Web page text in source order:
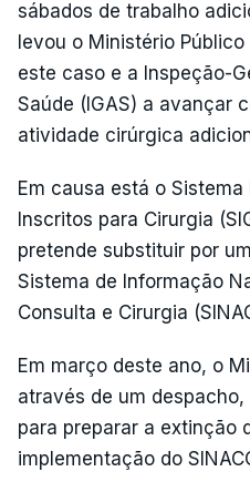
sábados de trabalho
levou o Ministério
este caso e a Inspeção-
Saúde (IGAS) a avançar
atividade cirúrgica
Em causa está o
Inscritos para Cirurgia
pretende substituir por
Sistema de Informação
Consulta e Cirurgia
Em março deste ano, o
através de um
para preparar a extinção
implementação do